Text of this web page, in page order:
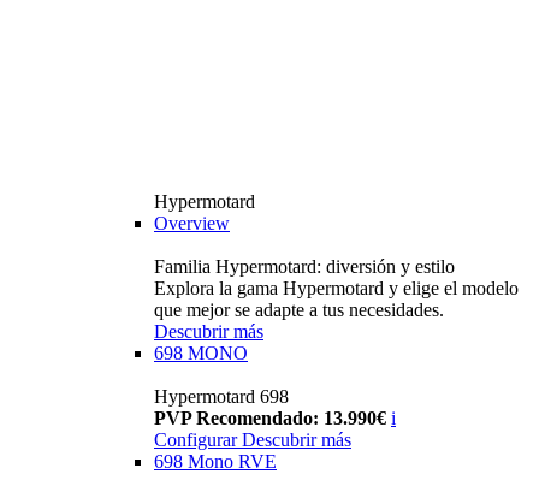
Hypermotard
Overview
Familia Hypermotard: diversión y estilo
Explora la gama Hypermotard y elige el modelo
que mejor se adapte a tus necesidades.
Descubrir más
698 MONO
Hypermotard 698
PVP Recomendado: 13.990€ i
ConfigurarDescubrir más
698 Mono RVE